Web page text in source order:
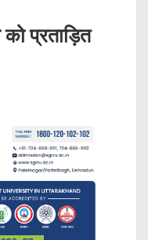
प्रताड़ित